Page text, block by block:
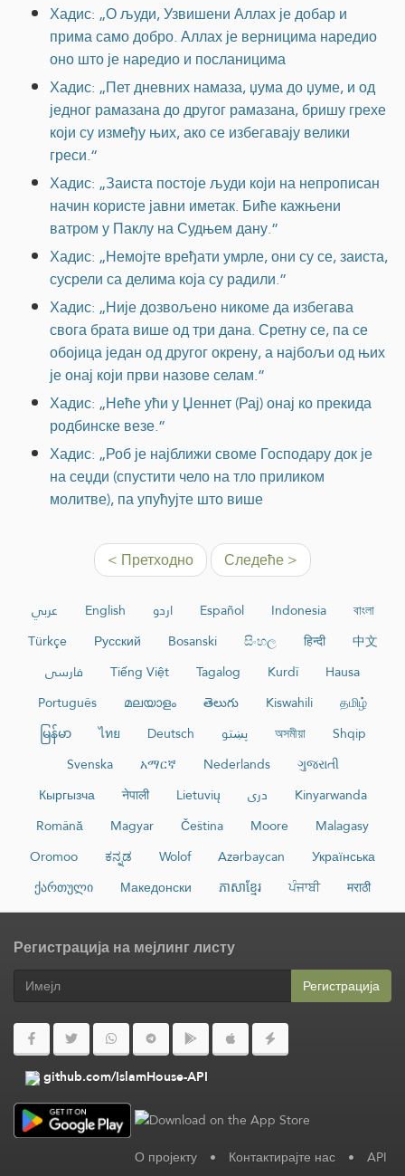
Хадис: „О људи, Узвишени Аллах је добар и
прима само добро. Аллах је верницима наредио
оно што је наредио и посланицима
Хадис: „Пет дневних намаза, џума до џуме, и од
једног рамазана до другог рамазана, бришу грехе
који су између њих, ако се избегавају велики
греси.“
Хадис: „Заиста постоје људи који на непрописан
начин користе јавни иметак. Биће кажњени
ватром у Паклу на Судњем дану.”
Хадис: „Немојте вређати умрле, они су се, заиста,
сусрели са делима која су радили.”
Хадис: „Није дозвољено никоме да избегава
свога брата више од три дана. Сретну се, па се
обојица један од другог окрену, а најбољи од њих
је онај који први назове селам.”
Хадис: „Неће ући у Џеннет (Рај) онај ко прекида
родбинске везе.”
Хадис: „Роб је најближи своме Господару док је
на сеџди (спустити чело на тло приликом
молитве), па упућујте што више
< Претходно Следеће >
عربي English اردو Español Indonesia
বাংলা
Türkçe
Русский Bosanski සිංහල हिन्दी
中文
فارسی
Tiếng Việt Tagalog Kurdî
Hausa
Português
മലയാളം తెలుగు Kiswahili
தமிழ்
မြန်မာ
ไทย Deutsch پښتو অসমীয়া
Shqip
Svenska
አማርኛ Nederlands
ગુજરાતી
Кыргызча
नेपाली Lietuvių دری
Kinyarwanda
Română
Magyar Čeština Moore
Malagasy
Oromoo
ಕನ್ನಡ Wolof Azərbaycan
Українська
ქართული
Македонски ភាសាខ្មែរ ਪੰਜਾਬੀ मराठी
Регистрација на мејлинг листу
Регистрација
github.com/IslamHouse-API
О пројекту • Контактирајте нас • API